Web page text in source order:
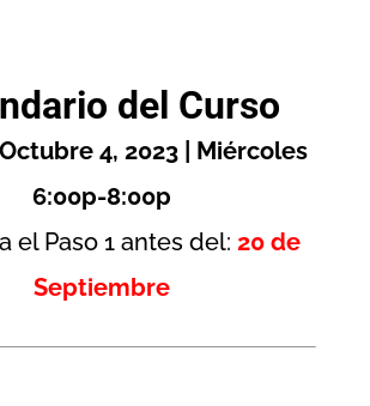
del Curso
4, 2023 | Miércoles
6:00p-8:00p
el Paso 1 antes del: 20 de
Septiembre